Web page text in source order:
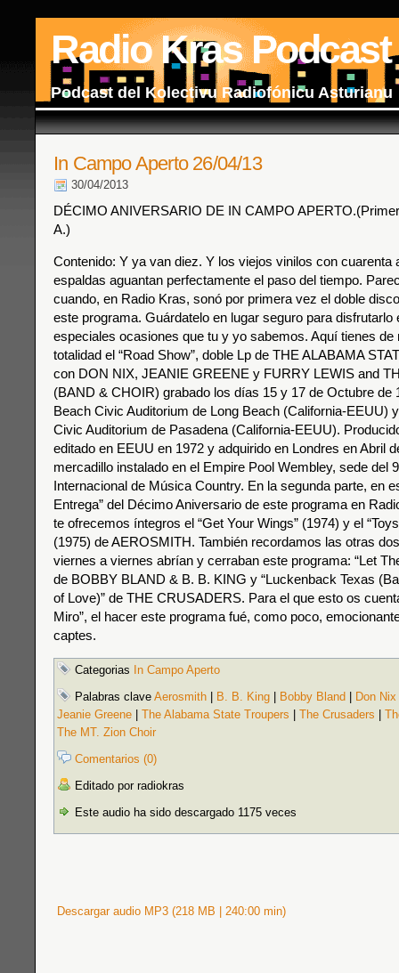
Radio Kras Podcast
Podcast del Kolectivu Radiofónicu Asturianu
In Campo Aperto 26/04/13
30/04/2013
DÉCIMO ANIVERSARIO DE IN CAMPO
A.)
Contenido: Y ya van diez. Y los viejos vinilos con cuarenta
espaldas aguantan perfectamente el paso del tiempo.
cuando, en Radio Kras, sonó por primera vez el doble
este programa. Guárdatelo en lugar seguro para disfrutarlo
especiales ocasiones que tu y yo sabemos. Aquí tienes de
totalidad el “Road Show”, doble Lp de THE ALABAMA
con DON NIX, JEANIE GREENE y FURRY LEWIS and
(BAND & CHOIR) grabado los días 15 y 17 de Octubre de
Beach Civic Auditorium de Long Beach (California-EEUU)
Civic Auditorium de Pasadena (California-EEUU).
editado en EEUU en 1972 y adquirido en Londres en Abril
mercadillo instalado en el Empire Pool Wembley, sede del
Internacional de Música Country. En la segunda parte, en
Entrega” del Décimo Aniversario de este programa en
te ofrecemos íntegros el “Get Your Wings” (1974) y el
(1975) de AEROSMITH. También recordamos las otras
viernes a viernes abrían y cerraban este programa: “Let
de BOBBY BLAND & B. B. KING y “Luckenback Texas
of Love)” de THE CRUSADERS. Para el que esto os
Miro”, el hacer este programa fué, como poco,
captes.
Categorias In Campo Aperto
Palabras clave Aerosmith B. B. King Bobby Bland Don Nix
Jeanie Greene
The Alabama State Troupers The Crusaders
The MT. Zion Choir
Comentarios (0)
Editado por radiokras
Este audio ha sido descargado 1175 veces
Descargar audio MP3 (218 MB | 240:00 min)